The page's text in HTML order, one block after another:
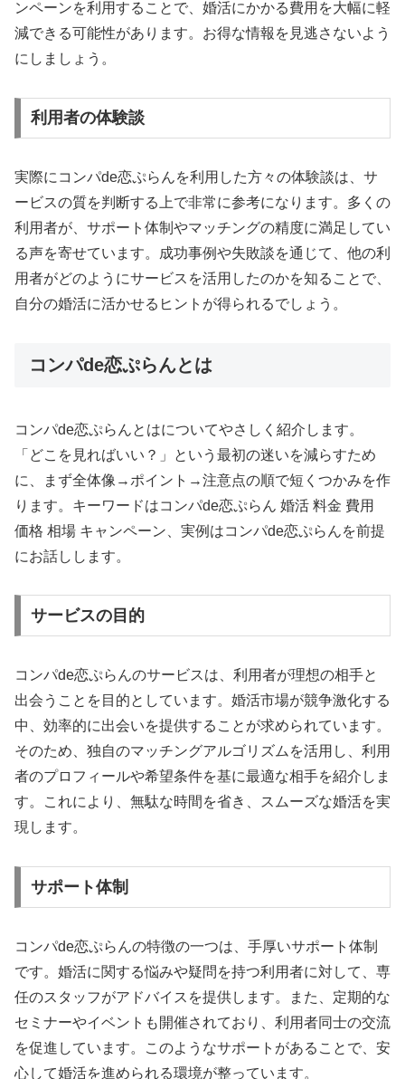
ンペーンを利用することで、婚活にかかる費用を大幅に軽
減できる可能性があります。お得な情報を見逃さないよう
にしましょう。
利用者の体験談
実際にコンパde恋ぷらんを利用した方々の体験談は、サ
ービスの質を判断する上で非常に参考になります。多くの
利用者が、サポート体制やマッチングの精度に満足してい
る声を寄せています。成功事例や失敗談を通じて、他の利
用者がどのようにサービスを活用したのかを知ることで、
自分の婚活に活かせるヒントが得られるでしょう。
コンパde恋ぷらんとは
コンパde恋ぷらんとはについてやさしく紹介します。
「どこを見ればいい？」という最初の迷いを減らすため
に、まず全体像→ポイント→注意点の順で短くつかみを作
ります。キーワードはコンパde恋ぷらん 婚活 料金 費用
価格 相場 キャンペーン、実例はコンパde恋ぷらんを前提
にお話しします。
サービスの目的
コンパde恋ぷらんのサービスは、利用者が理想の相手と
出会うことを目的としています。婚活市場が競争激化する
中、効率的に出会いを提供することが求められています。
そのため、独自のマッチングアルゴリズムを活用し、利用
者のプロフィールや希望条件を基に最適な相手を紹介しま
す。これにより、無駄な時間を省き、スムーズな婚活を実
現します。
サポート体制
コンパde恋ぷらんの特徴の一つは、手厚いサポート体制
です。婚活に関する悩みや疑問を持つ利用者に対して、専
任のスタッフがアドバイスを提供します。また、定期的な
セミナーやイベントも開催されており、利用者同士の交流
を促進しています。このようなサポートがあることで、安
心して婚活を進められる環境が整っています。